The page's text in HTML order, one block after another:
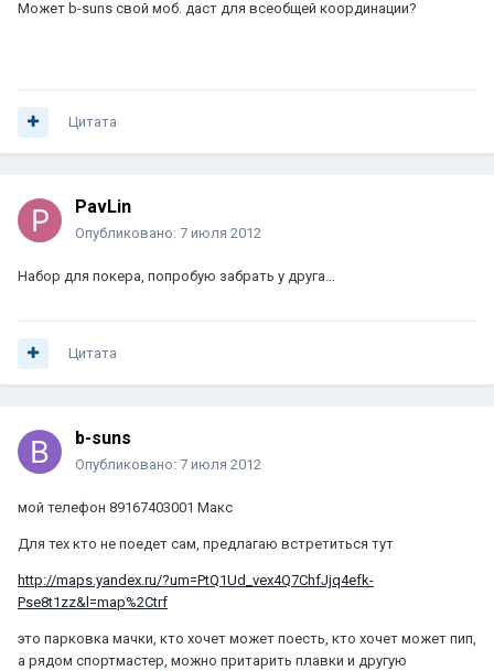
Может b-suns свой моб. даст для всеобщей координации?
Цитата
PavLin
Опубликовано: 7 июля 2012
Набор для покера, попробую забрать у друга...
Цитата
b-suns
Опубликовано: 7 июля 2012
мой телефон 89167403001 Макс
Для тех кто не поедет сам, предлагаю встретиться тут
http://maps.yandex.ru/?um=PtQ1Ud_vex4Q7ChfJjq4efk-
Pse8t1zz&l=map%2Ctrf
это парковка мачки, кто хочет может поесть, кто хочет может пип,
а рядом спортмастер, можно притарить плавки и другую